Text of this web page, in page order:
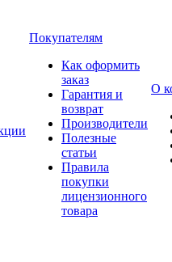
Покупателям
Как оформить
заказ
Гарантия и
возврат
Производители
Полезные
статьи
Правила
покупки
лицензионного
товара
О